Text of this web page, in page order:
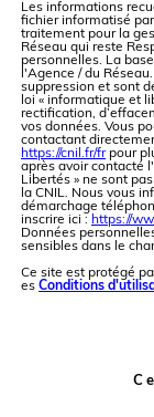
Les informations
fichier informatisé
traitement pour la
Réseau qui reste
personnelles. La
l'Agence / du
suppression et sont
loi « informatique et
rectification,
vos données. Vous
contactant
https://cnil.fr/frpour
après avoir contacté
Libertés » ne sont
la CNIL. Nous vous
démarchage
inscrire ici : https://
Données
sensibles dans le
Ce site est protégé
es Conditions